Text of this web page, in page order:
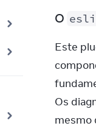
O
Este
Os
mesmo